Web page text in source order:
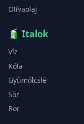
Olívaolaj
🧃 Italok
Víz
Kóla
Gyümölcslé
Sör
Bor